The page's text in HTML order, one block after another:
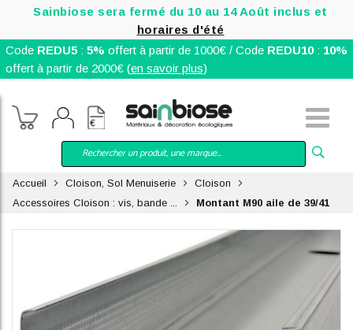
Sainbiose sera fermé du 10 au 14 Août inclus et
horaires d'été
Code REDU5: 5% offert à partir de 1000€ / Code REDU10: 10%
offert à partir de 2000€ (en savoir plus)
Accueil Cloison, Sol Menuiserie
Cloison
Accessoires Cloison : vis, bande ...
Montant M90 aile de 39/41
the